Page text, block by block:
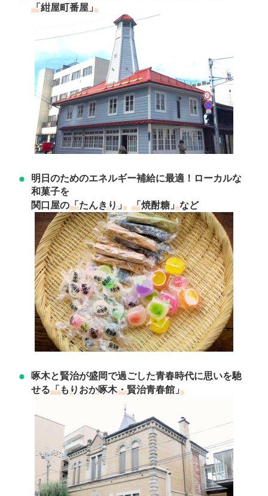
「紺屋町番屋」
明日のためのエネルギー補給に最適！ローカルな
和菓子を
関口屋の「たんきり」 「焼酎糖」など
啄木と賢治が盛岡で過ごした青春時代に思いを馳
せる「もりおか啄木・賢治青春館」